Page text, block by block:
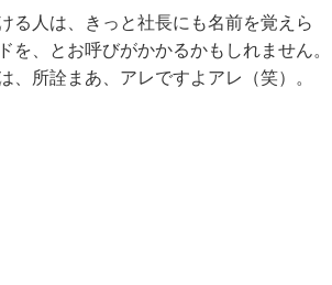
人は、きっと社長にも名前を覚えら
、とお呼びがかかるかもしれません。
所詮まあ、アレですよアレ（笑）。